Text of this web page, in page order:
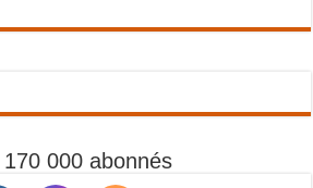
000 abonnés